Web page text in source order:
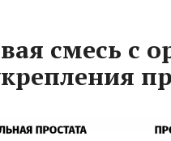
смесь с